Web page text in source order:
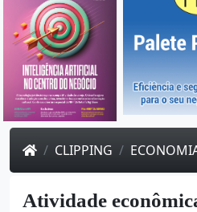
CLIPPING
Atividade